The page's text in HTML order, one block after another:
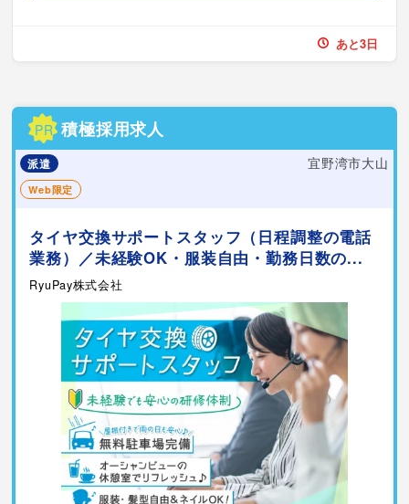
あと3日
PR 積極採用求人
派遣 宜野湾市大山
Web限定
タイヤ交換サポートスタッフ（日程調整の電話
業務）／未経験OK・服装自由・勤務日数の...
RyuPay株式会社